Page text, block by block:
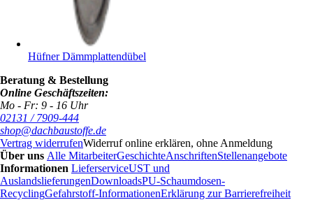
Hüfner Dämmplattendübel
Beratung & Bestellung
Online Geschäftszeiten:
Mo - Fr: 9 - 16 Uhr
02131 / 7909-444
shop@dachbaustoffe.de
Vertrag widerrufenWiderruf online erklären, ohne Anmeldung
Über uns Alle MitarbeiterGeschichteAnschriftenStellenangebote
Informationen LieferserviceUST und
AuslandslieferungenDownloadsPU-Schaumdosen-
RecyclingGefahrstoff-InformationenErklärung zur Barrierefreiheit